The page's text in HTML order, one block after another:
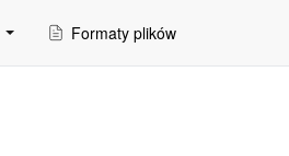
Formaty plików